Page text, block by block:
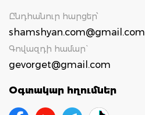
Ընդհանուր հարցեր՝
shamshyan.com@gmail.com
Գովազդի համար`
gevorget@gmail.com
Օգտակար հղումներ